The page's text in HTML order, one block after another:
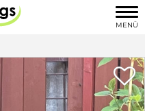
MENÜ
